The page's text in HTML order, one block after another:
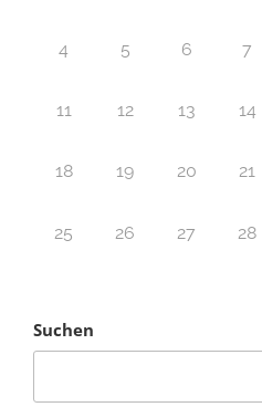
4 5 6 7
11 12 13 14
18 19 20 21
25 26 27 28
Suchen